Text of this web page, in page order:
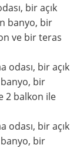
bir açık
banyo, bir
ve bir teras
odası, bir açık
bir
2 balkon ile
odası, bir açık
bir